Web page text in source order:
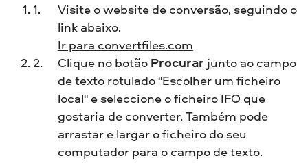
Visite o website de conversão, seguindo o
link abaixo.
Ir para convertfiles.com
Clique no botão Procurar junto ao campo
de texto rotulado "Escolher um ficheiro
local" e seleccione o ficheiro IFO que
gostaria de converter. Também pode
arrastar e largar o ficheiro do seu
computador para o campo de texto.